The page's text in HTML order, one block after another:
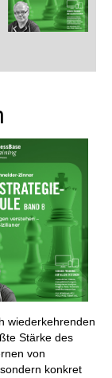
wiederkehrenden
Stärke des
von
konkret